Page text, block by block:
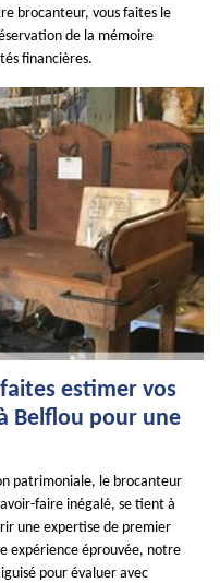
brocanteur, vous faites le
de la mémoire
financières.
estimer vos
Belflou pour une
patrimoniale, le brocanteur
faire inégalé, se tient à
une expertise de premier
expérience éprouvée, notre
pour évaluer avec